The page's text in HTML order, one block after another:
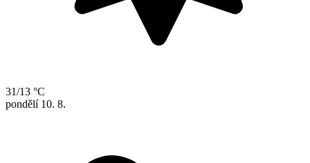
31/13 °C
pondělí 10. 8.